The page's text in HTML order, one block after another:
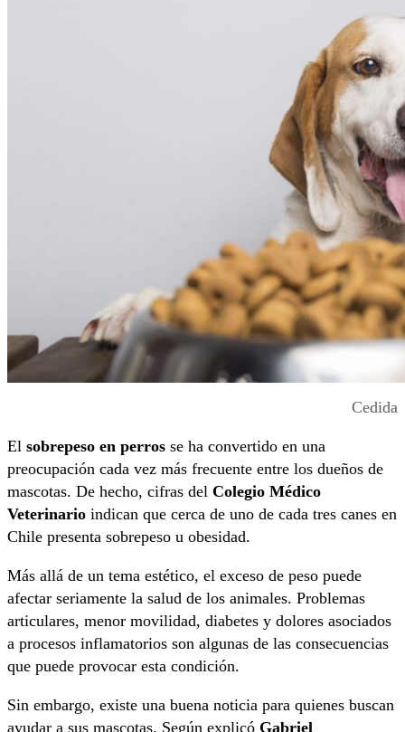
Cedida
El sobrepeso en perros se ha convertido en una
preocupación cada vez más frecuente entre los dueños de
mascotas. De hecho, cifras del Colegio Médico
Veterinario indican que cerca de uno de cada tres canes en
Chile presenta sobrepeso u obesidad.
Más allá de un tema estético, el exceso de peso puede
afectar seriamente la salud de los animales. Problemas
articulares, menor movilidad, diabetes y dolores asociados
a procesos inflamatorios son algunas de las consecuencias
que puede provocar esta condición.
Sin embargo, existe una buena noticia para quienes buscan
ayudar a sus mascotas. Según explicó Gabriel